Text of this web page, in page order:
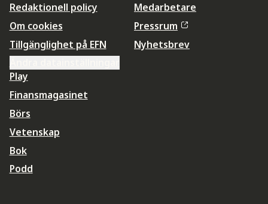
Redaktionell policy
Om cookies
Tillgänglighet på EFN
Medarbetare
Pressrum
Nyhetsbrev
Play
Finansmagasinet
Börs
Vetenskap
Bok
Podd